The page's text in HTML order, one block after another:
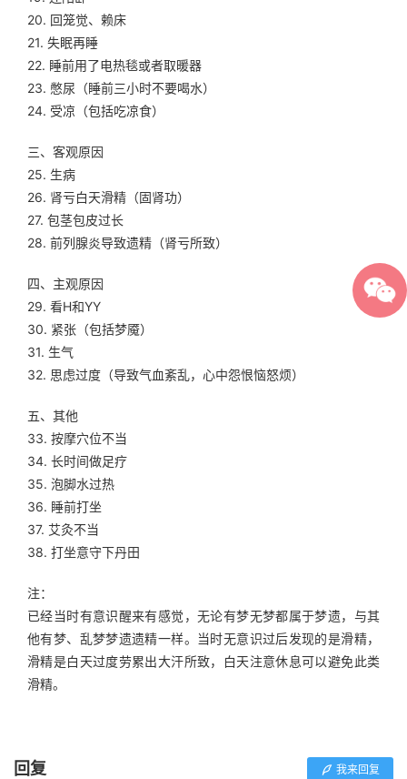
20. 回笼觉、赖床
21. 失眠再睡
22. 睡前用了电热毯或者取暖器
23. 憋尿（睡前三小时不要喝水）
24. 受凉（包括吃凉食）
三、客观原因
25. 生病
26. 肾亏白天滑精（固肾功）
27. 包茎包皮过长
28. 前列腺炎导致遗精（肾亏所致）
四、主观原因
29. 看H和YY
30. 紧张（包括梦魇）
31. 生气
32. 思虑过度（导致气血紊乱，心中怨恨恼怒烦）
五、其他
33. 按摩穴位不当
34. 长时间做足疗
35. 泡脚水过热
36. 睡前打坐
37. 艾灸不当
38. 打坐意守下丹田
注：
已经当时有意识醒来有感觉，无论有梦无梦都属于梦遗，与其
他有梦、乱梦梦遗遗精一样。当时无意识过后发现的是滑精，
滑精是白天过度劳累出大汗所致，白天注意休息可以避免此类
滑精。
回复 我来回复